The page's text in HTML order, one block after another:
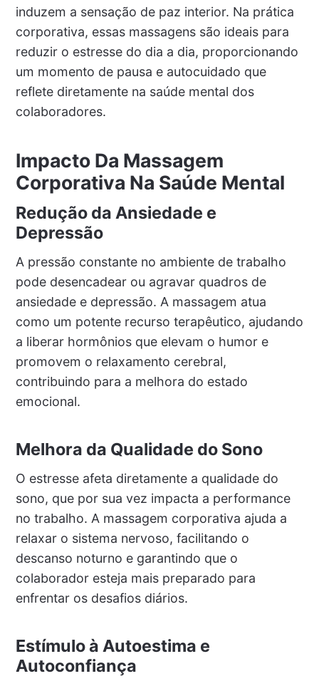
induzem a sensação de paz interior. Na prática
corporativa, essas massagens são ideais para
reduzir o estresse do dia a dia, proporcionando
um momento de pausa e autocuidado que
reflete diretamente na saúde mental dos
colaboradores.
Impacto Da Massagem
Corporativa Na Saúde Mental
Redução da Ansiedade e
Depressão
A pressão constante no ambiente de trabalho
pode desencadear ou agravar quadros de
ansiedade e depressão. A massagem atua
como um potente recurso terapêutico, ajudando
a liberar hormônios que elevam o humor e
promovem o relaxamento cerebral,
contribuindo para a melhora do estado
emocional.
Melhora da Qualidade do Sono
O estresse afeta diretamente a qualidade do
sono, que por sua vez impacta a performance
no trabalho. A massagem corporativa ajuda a
relaxar o sistema nervoso, facilitando o
descanso noturno e garantindo que o
colaborador esteja mais preparado para
enfrentar os desafios diários.
Estímulo à Autoestima e
Autoconfiança